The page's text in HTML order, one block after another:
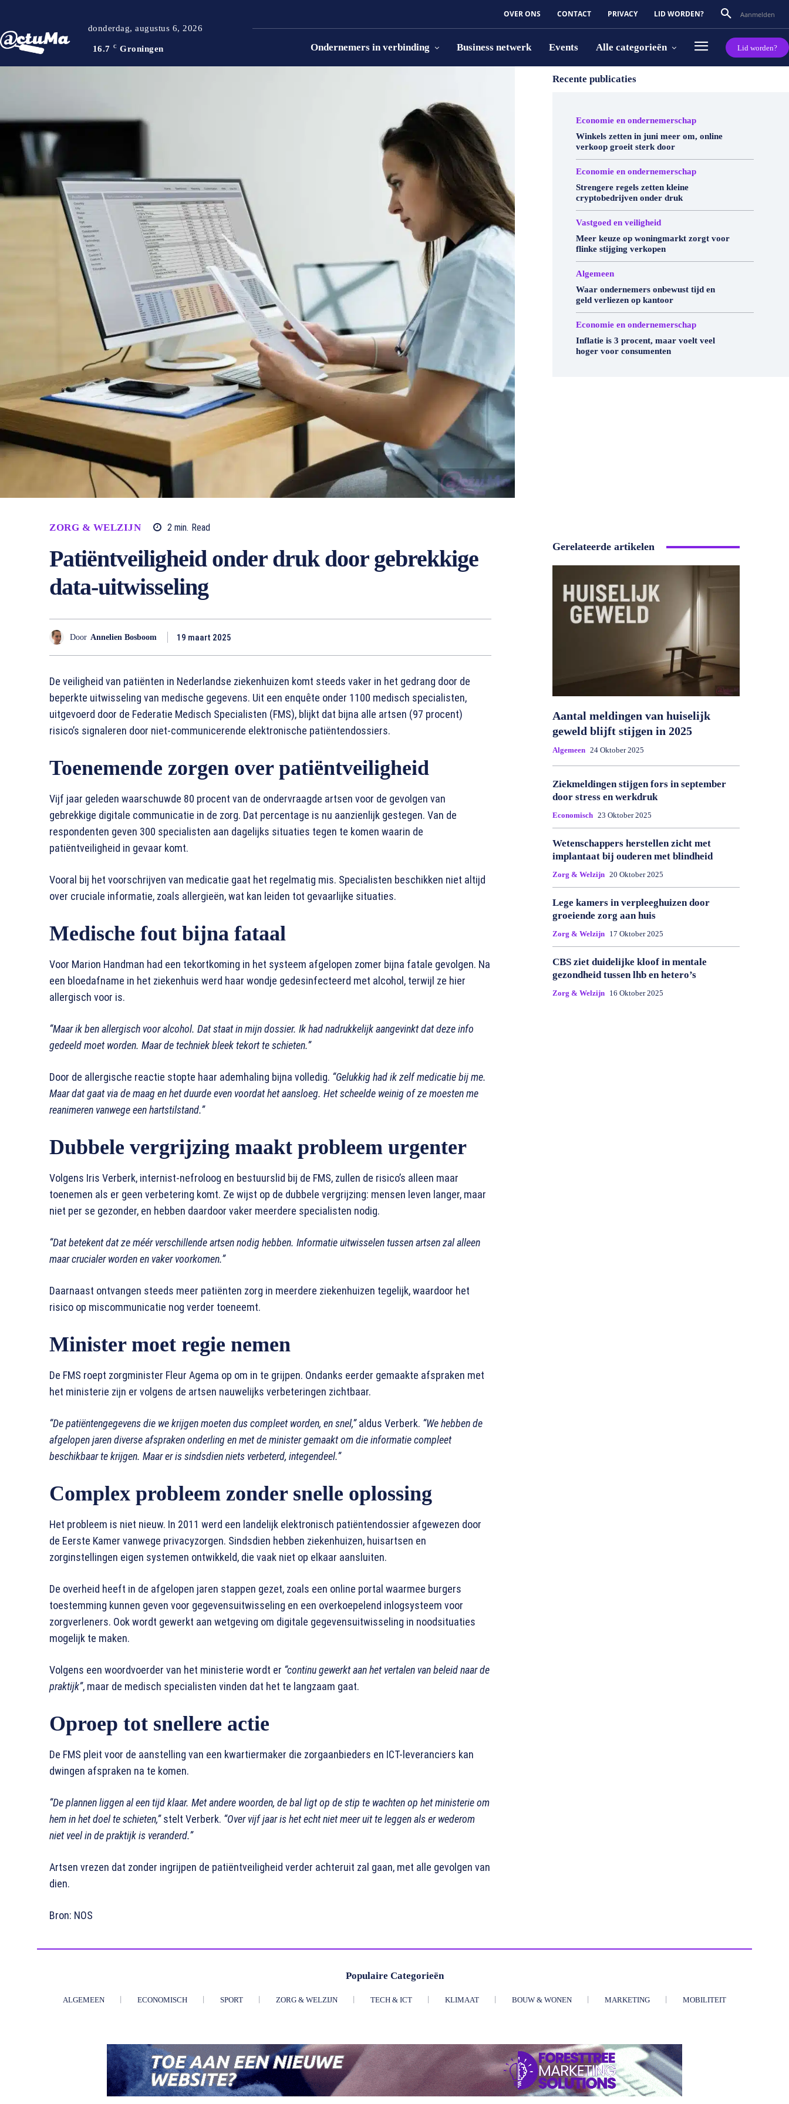
donderdag, augustus 6, 2026
16.7 C Groningen
OVER ONS CONTACT PRIVACY LID WORDEN? Aanmelden
Ondernemers in verbinding Business netwerk Events Alle categorieën Lid worden?
ZORG & WELZIJN 2 min. Read
Patiëntveiligheid onder druk door gebrekkige
data-uitwisseling
Door Annelien Bosboom 19 maart 2025
De veiligheid van patiënten in Nederlandse ziekenhuizen komt steeds vaker in het gedrang door de
beperkte uitwisseling van medische gegevens. Uit een enquête onder 1100 medisch specialisten,
uitgevoerd door de Federatie Medisch Specialisten (FMS), blijkt dat bijna alle artsen (97 procent)
risico’s signaleren door niet-communicerende elektronische patiëntendossiers.
Toenemende zorgen over patiëntveiligheid
Vijf jaar geleden waarschuwde 80 procent van de ondervraagde artsen voor de gevolgen van
gebrekkige digitale communicatie in de zorg. Dat percentage is nu aanzienlijk gestegen. Van de
respondenten geven 300 specialisten aan dagelijks situaties tegen te komen waarin de
patiëntveiligheid in gevaar komt.
Vooral bij het voorschrijven van medicatie gaat het regelmatig mis. Specialisten beschikken niet altijd
over cruciale informatie, zoals allergieën, wat kan leiden tot gevaarlijke situaties.
Medische fout bijna fataal
Voor Marion Handman had een tekortkoming in het systeem afgelopen zomer bijna fatale gevolgen. Na
een bloedafname in het ziekenhuis werd haar wondje gedesinfecteerd met alcohol, terwijl ze hier
allergisch voor is.
“Maar ik ben allergisch voor alcohol. Dat staat in mijn dossier. Ik had nadrukkelijk aangevinkt dat deze info
gedeeld moet worden. Maar de techniek bleek tekort te schieten.”
Door de allergische reactie stopte haar ademhaling bijna volledig. “Gelukkig had ik zelf medicatie bij me.
Maar dat gaat via de maag en het duurde even voordat het aansloeg. Het scheelde weinig of ze moesten me
reanimeren vanwege een hartstilstand.”
Dubbele vergrijzing maakt probleem urgenter
Volgens Iris Verberk, internist-nefroloog en bestuurslid bij de FMS, zullen de risico’s alleen maar
toenemen als er geen verbetering komt. Ze wijst op de dubbele vergrijzing: mensen leven langer, maar
niet per se gezonder, en hebben daardoor vaker meerdere specialisten nodig.
“Dat betekent dat ze méér verschillende artsen nodig hebben. Informatie uitwisselen tussen artsen zal alleen
maar crucialer worden en vaker voorkomen.”
Daarnaast ontvangen steeds meer patiënten zorg in meerdere ziekenhuizen tegelijk, waardoor het
risico op miscommunicatie nog verder toeneemt.
Minister moet regie nemen
De FMS roept zorgminister Fleur Agema op om in te grijpen. Ondanks eerder gemaakte afspraken met
het ministerie zijn er volgens de artsen nauwelijks verbeteringen zichtbaar.
“De patiëntengegevens die we krijgen moeten dus compleet worden, en snel,”aldus Verberk. “We hebben de
afgelopen jaren diverse afspraken onderling en met de minister gemaakt om die informatie compleet
beschikbaar te krijgen. Maar er is sindsdien niets verbeterd, integendeel.”
Complex probleem zonder snelle oplossing
Het probleem is niet nieuw. In 2011 werd een landelijk elektronisch patiëntendossier afgewezen door
de Eerste Kamer vanwege privacyzorgen. Sindsdien hebben ziekenhuizen, huisartsen en
zorginstellingen eigen systemen ontwikkeld, die vaak niet op elkaar aansluiten.
De overheid heeft in de afgelopen jaren stappen gezet, zoals een online portal waarmee burgers
toestemming kunnen geven voor gegevensuitwisseling en een overkoepelend inlogsysteem voor
zorgverleners. Ook wordt gewerkt aan wetgeving om digitale gegevensuitwisseling in noodsituaties
mogelijk te maken.
Volgens een woordvoerder van het ministerie wordt er “continu gewerkt aan het vertalen van beleid naar de
praktijk”, maar de medisch specialisten vinden dat het te langzaam gaat.
Oproep tot snellere actie
De FMS pleit voor de aanstelling van een kwartiermaker die zorgaanbieders en ICT-leveranciers kan
dwingen afspraken na te komen.
“De plannen liggen al een tijd klaar. Met andere woorden, de bal ligt op de stip te wachten op het ministerie om
hem in het doel te schieten,”stelt Verberk. “Over vijf jaar is het echt niet meer uit te leggen als er wederom
niet veel in de praktijk is veranderd.”
Artsen vrezen dat zonder ingrijpen de patiëntveiligheid verder achteruit zal gaan, met alle gevolgen van
dien.
Bron: NOS
Recente publicaties
Economie en ondernemerschap
Winkels zetten in juni meer om, online
verkoop groeit sterk door
Economie en ondernemerschap
Strengere regels zetten kleine
cryptobedrijven onder druk
Vastgoed en veiligheid
Meer keuze op woningmarkt zorgt voor
flinke stijging verkopen
Algemeen
Waar ondernemers onbewust tijd en
geld verliezen op kantoor
Economie en ondernemerschap
Inflatie is 3 procent, maar voelt veel
hoger voor consumenten
Gerelateerde artikelen
Aantal meldingen van huiselijk
geweld blijft stijgen in 2025
Algemeen 24 Oktober 2025
Ziekmeldingen stijgen fors in september
door stress en werkdruk
Economisch 23 Oktober 2025
Wetenschappers herstellen zicht met
implantaat bij ouderen met blindheid
Zorg & Welzijn 20 Oktober 2025
Lege kamers in verpleeghuizen door
groeiende zorg aan huis
Zorg & Welzijn 17 Oktober 2025
CBS ziet duidelijke kloof in mentale
gezondheid tussen lhb en hetero’s
Zorg & Welzijn 16 Oktober 2025
Populaire Categorieën
ALGEMEEN ECONOMISCH SPORT ZORG & WELZIJN TECH & ICT KLIMAAT BOUW & WONEN MARKETING MOBILITEIT